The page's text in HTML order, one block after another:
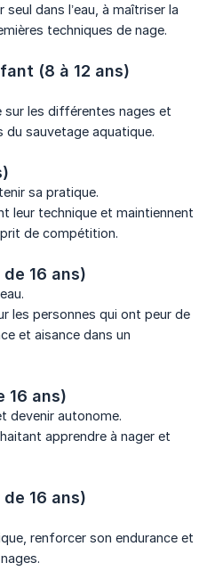
dans l’eau, à maîtriser la
techniques de nage.
(8 à 12 ans)
sur les différentes nages et
sauvetage aquatique.
sa pratique.
leur technique et maintiennent
de compétition.
16 ans)
les personnes qui ont peur de
et aisance dans un
16 ans)
devenir autonome.
apprendre à nager et
16 ans)
renforcer son endurance et